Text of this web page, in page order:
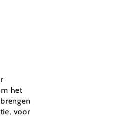
het
voor